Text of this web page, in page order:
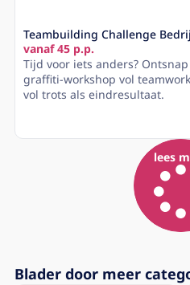
Teambuilding Challenge
vanaf 45 p.p.
Tijd voor iets anders?
graffiti-workshop vol
vol trots als eindresultaat.
lees
Blader door meer